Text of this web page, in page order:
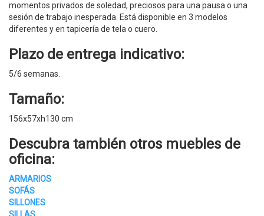
momentos privados de soledad, preciosos para una pausa o una
sesión de trabajo inesperada. Está disponible en 3 modelos
diferentes y en tapicería de tela o cuero.
Plazo de entrega indicativo:
5/6 semanas.
Tamaño:
156x57xh130 cm
Descubra también otros muebles de
oficina:
ARMARIOS
SOFÁS
SILLONES